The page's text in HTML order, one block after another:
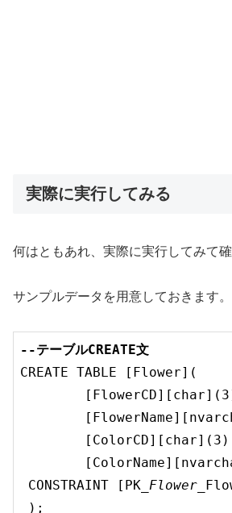
実際に実行してみる
何はともあれ、実際に実行してみて確
サンプルデータを用意しておきます。
--テーブルCREATE文
CONSTRAINT [PK _Flower_
);